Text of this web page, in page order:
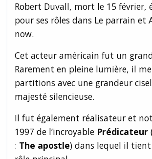
Robert Duvall, mort le 15 février,
pour ses rôles dans Le parrain et
now.
Cet acteur américain fut un
Rarement en pleine lumière, il
partitions avec une grandeur
majesté silencieuse.
Il fut également réalisateur et
1997 de l’incroyable Prédicateur
: The apostle) dans lequel il